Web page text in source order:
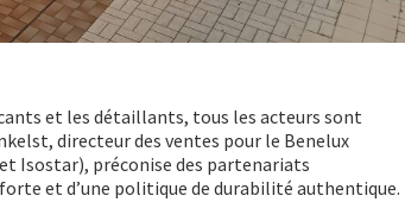
et les détaillants, tous les acteurs sont
directeur des ventes pour le Benelux
Isostar), préconise des partenariats
et d’une politique de durabilité authentique.